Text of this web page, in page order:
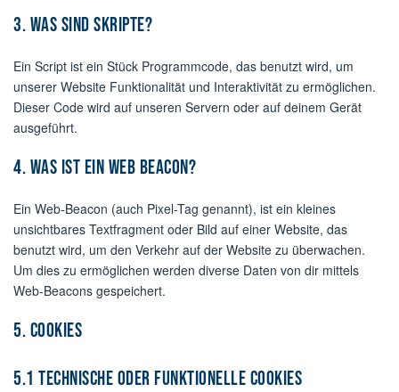
3. Was sind Skripte?
Ein Script ist ein Stück Programmcode, das benutzt wird, um
unserer Website Funktionalität und Interaktivität zu ermöglichen.
Dieser Code wird auf unseren Servern oder auf deinem Gerät
ausgeführt.
4. Was ist ein Web Beacon?
Ein Web-Beacon (auch Pixel-Tag genannt), ist ein kleines
unsichtbares Textfragment oder Bild auf einer Website, das
benutzt wird, um den Verkehr auf der Website zu überwachen.
Um dies zu ermöglichen werden diverse Daten von dir mittels
Web-Beacons gespeichert.
5. Cookies
5.1 Technische oder funktionelle Cookies